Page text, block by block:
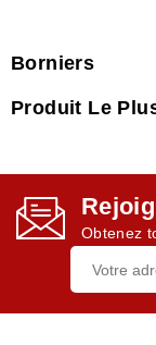
Borniers
Produit Le
Obtenez